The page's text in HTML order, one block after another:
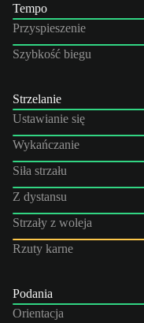
Tempo
Przyspieszenie
Szybkość biegu
Strzelanie
Ustawianie się
Wykańczanie
Siła strzału
Z dystansu
Strzały z woleja
Rzuty karne
Podania
Orientacja